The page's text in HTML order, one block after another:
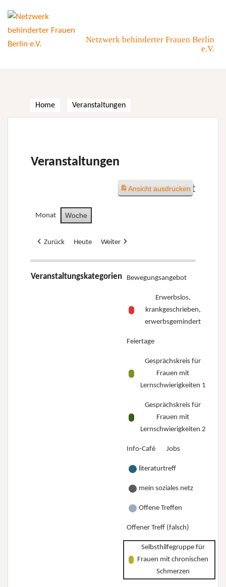
content
Netzwerk behinderter Frauen Berlin
e.V.
Home Veranstaltungen
Veranstaltungen
Wochenansicht
Monat Woche
Zurück Heute Weiter
Veranstaltungskategorien Bewegungsangebot
Erwerbslos,
krankgeschrieben,
erwerbsgemindert
Feiertage
Gesprächskreis für
Frauen mit
Lernschwierigkeiten 1
Gesprächskreis für
Frauen mit
Lernschwierigkeiten 2
Info-Café Jobs
literaturtreff
mein soziales netz
Offene Treffen
Offener Treff (falsch)
Selbsthilfegruppe für
Frauen mit chronischen
Schmerzen
Ansichtausdrucken